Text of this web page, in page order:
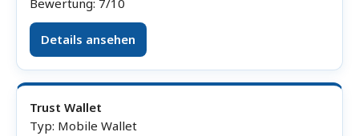
Details ansehen
Trust Wallet
Typ: Mobile Wallet